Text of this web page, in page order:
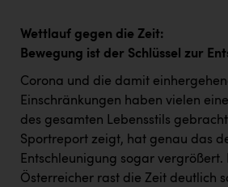
Wettlauf gegen die Zeit:
Bewegung ist der Schlüssel zur
Corona und die damit
Einschränkungen haben vielen
des gesamten Lebensstils
Sportreport zeigt, hat genau das
Entschleunigung sogar vergrößert.
Österreicher rast die Zeit deutlich